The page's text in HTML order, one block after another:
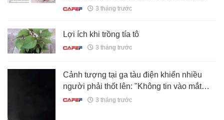
phẩm bị thu hồi ở Việt Nam
3 tháng trước
Lợi ích khi trồng tía tô
3 tháng trước
Cảnh tượng tại ga tàu điện khiến nhiều
người phải thốt lên: "Không tin vào mắt
mình!"
3 tháng trước